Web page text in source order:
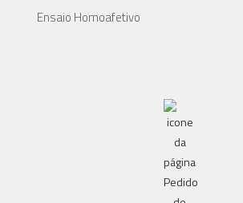
Ensaio Homoafetivo